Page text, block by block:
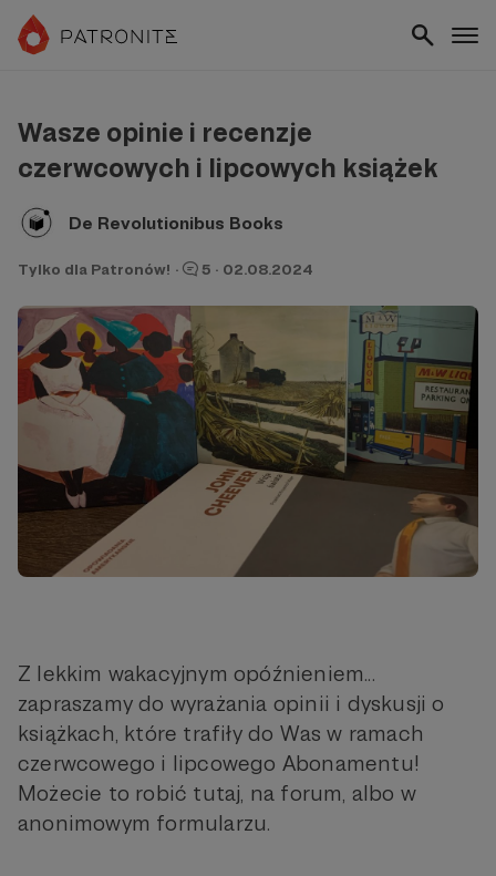
Wasze opinie i recenzje
czerwcowych i lipcowych książek
De Revolutionibus Books
Tylko dla Patronów! · 5 · 02.08.2024
Z lekkim wakacyjnym opóźnieniem...
zapraszamy do wyrażania opinii i dyskusji o
książkach, które trafiły do Was w ramach
czerwcowego i lipcowego Abonamentu!
Możecie to robić tutaj, na forum, albo w
anonimowym formularzu.